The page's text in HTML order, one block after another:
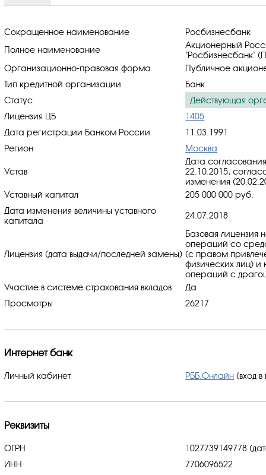
Сокращенное наименование
Росбизнесбанк
Полное наименование
Акционерный
"Росбизнесбанк"
Организационно-правовая форма
Публичное
Тип кредитной организации
Банк
Статус
Действующая
Лицензия ЦБ
1405
Дата регистрации Банком России
11.03.1991
Регион
Москва
Устав
Дата
22.10.2015,
изменения
Уставный капитал
205 000 000 руб.
Дата изменения величины уставного
капитала
24.07.2018
Лицензия (дата выдачи/последней замены)
Базовая лицензия
операций со
(с правом
физических лиц) и
операций с
Участие в системе страхования вкладов
Да
Просмотры
26217
Интернет банк
Личный кабинет РББ.Онлайн (вход
Реквизиты
ОГРН
1027739149778
ИНН
7706096522